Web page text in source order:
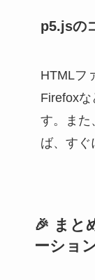
p5.jsの
HTMLフ
Firefoxな
す。また
ば、すぐ
🎉 まと
ーショ